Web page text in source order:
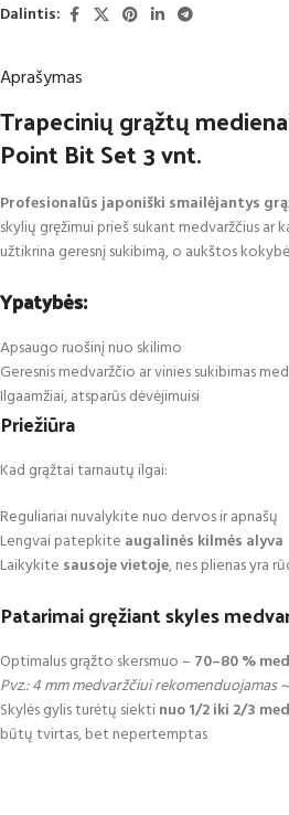
Dalintis:
Aprašymas
Trapecinių grąžtų
Point Bit Set 3 vnt.
Profesionalūs japoniški smailėjantys
skylių gręžimui prieš sukant medvaržčius ar
užtikrina geresnį sukibimą, o aukštos
Ypatybės:
Apsaugo ruošinį nuo skilimo
Geresnis medvaržčio ar vinies sukibimas
Ilgaamžiai, atsparūs dėvėjimuisi
Priežiūra
Kad grąžtai tarnautų ilgai:
Reguliariai nuvalykite nuo dervos ir apnašų
Lengvai patepkite augalinės kilmės alyva
Laikykite sausoje vietoje, nes plienas yra
Patarimai gręžiant skyles
Optimalus grąžto skersmuo – 70–80 %
Pvz.: 4 mm medvaržčiui rekomenduojamas
Skylės gylis turėtų siektinuo 1/2 iki 2/3
būtų tvirtas, bet nepertemptas